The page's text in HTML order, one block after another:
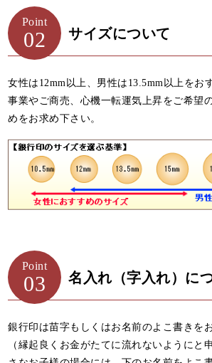
Point
02 サイズについて
女性は12mm以上、男性は13.5mm以上をお
事業やご商売、心機一転運気上昇をご希望
めをお求め下さい。
Point
03 名入れ（字入れ）に
銀行印は苗字もしくはお名前のよこ書きを
（縁起良くお金がたてに流れないようにと